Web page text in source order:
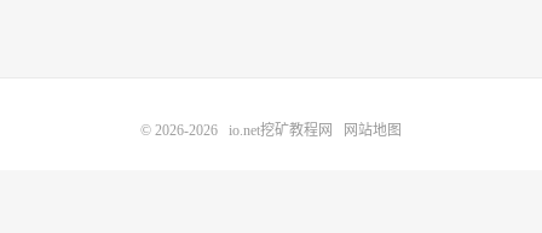
© 2026-2026 io.net挖矿教程网 网站地图